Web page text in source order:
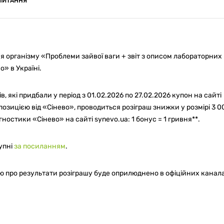
«Проблеми зайвої ваги + звіт з описом лабораторних
в Україні.
які придбали у період з 01.02.2026 по 27.02.2026 купон на сайті
від «Сінево», проводиться розіграш знижки у розмірі 3
«Сінево» на сайті synevo.ua: 1 бонус = 1 гривня**.
за посиланням.
результати розіграшу буде оприлюднено в офіційних